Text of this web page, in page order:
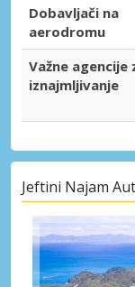
Dobavljači na
aerodromu
Važne agencije
iznajmljivanje
Jeftini Najam